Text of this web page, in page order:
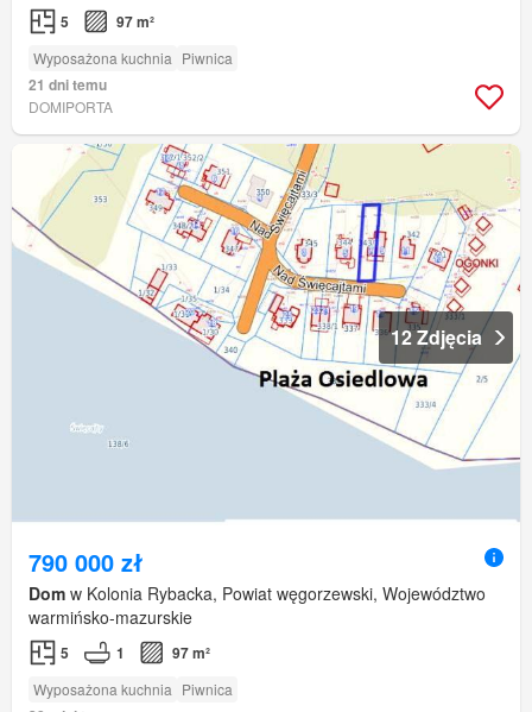
5 97 m²
Wyposażona kuchnia Piwnica
21 dni temu
DOMIPORTA
12 Zdjęcia
790 000 zł
Dom w Kolonia Rybacka, Powiat węgorzewski, Województwo
warmińsko-mazurskie
5 1 97 m²
Wyposażona kuchnia Piwnica